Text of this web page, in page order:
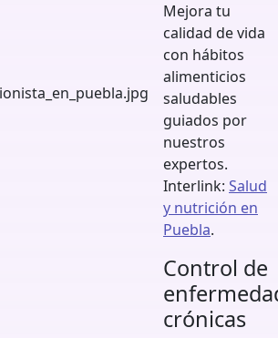
Mejora tu
calidad de vida
con hábitos
alimenticios
saludables
guiados por
nuestros
expertos.
Interlink: Salud
y nutrición en
Puebla.
Control de
crónicas